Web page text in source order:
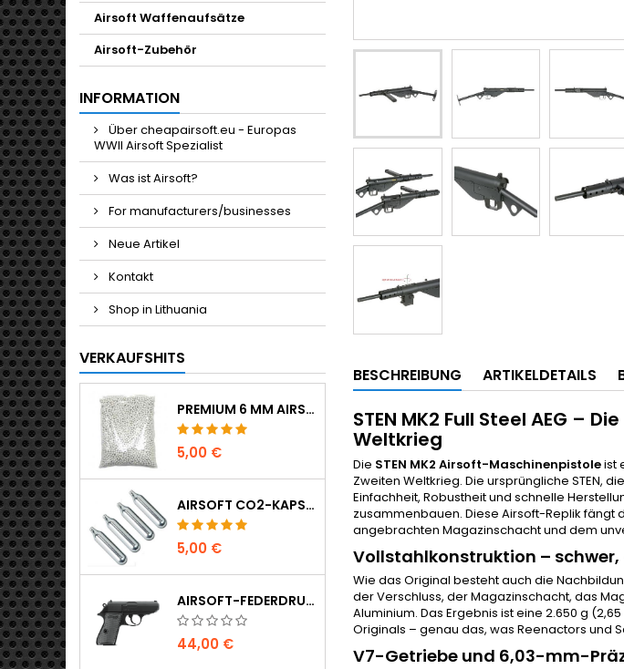
Airsoft Waffenaufsätze
Airsoft-Zubehör
INFORMATION
Über cheapairsoft.eu - Europas
WWII Airsoft Spezialist
Was ist Airsoft?
For manufacturers/businesses
Neue Artikel
Kontakt
Shop in Lithuania
VERKAUFSHITS
PREMIUM 6 MM AIRSOFT BBS 0,20 G - 1000 SCHUSS, NICHT KLEMMEND, GERADE SCHIESSEND
5,00 €
AIRSOFT CO2-KAPSELN 12G 5ER-PACK - HERGESTELLT IN UNGARN, EU, PREMIUM QUALITÄT
5,00 €
AIRSOFT-FEDERDRUCKPISTOLE WALTHER PPK/S
44,00 €
BESCHREIBUNG ARTIKELDETAILS
STEN MK2 Full Steel AEG –
Weltkrieg
Die STEN MK2 Airsoft-Maschinenpistoleist
Zweiten Weltkrieg. Die ursprüngliche STEN,
Einfachheit, Robustheit und schnelle
zusammenbauen. Diese Airsoft-Replik fängt
angebrachten Magazinschacht und dem
Vollstahlkonstruktion –
Wie das Original besteht auch die
der Verschluss, der Magazinschacht, das
Aluminium. Das Ergebnis ist eine 2.650 g
Originals – genau das, was Reenactors und
V7-Getriebe und 6,03-mm-